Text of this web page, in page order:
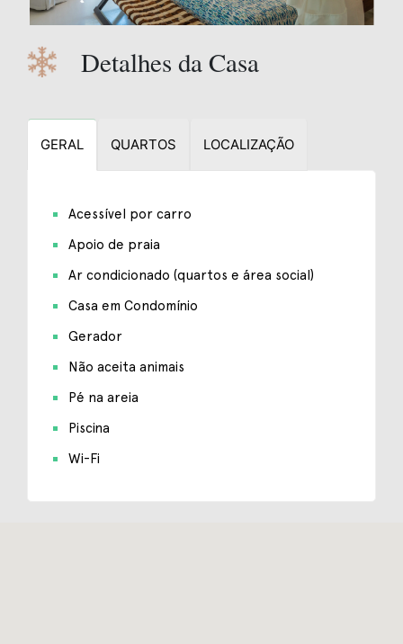
Detalhes da Casa
GERAL QUARTOS LOCALIZAÇÃO
Acessível por carro
Apoio de praia
Ar condicionado (quartos e área social)
Casa em Condomínio
Gerador
Não aceita animais
Pé na areia
Piscina
Wi-Fi